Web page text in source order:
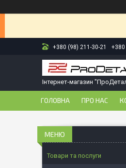
+380 (98) 211-30-21 +380
Інтернет-магазин
ГОЛОВНА ПРО НАС
Товари та послуги